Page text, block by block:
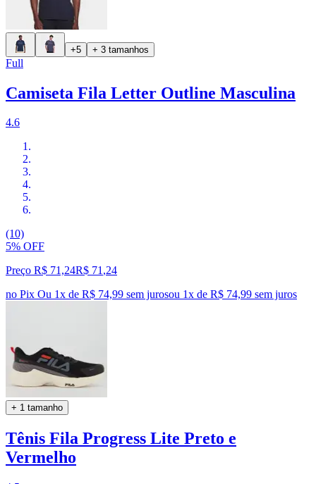
+5 + 3 tamanhos
Full
Camiseta Fila Letter Outline Masculina
4.6
(10)
5% OFF
Preço R$ 71,24R$ 71,24
no Pix Ou 1x de R$ 74,99 sem jurosou 1x de R$ 74,99 sem juros
+ 1 tamanho
Tênis Fila Progress Lite Preto e
Vermelho